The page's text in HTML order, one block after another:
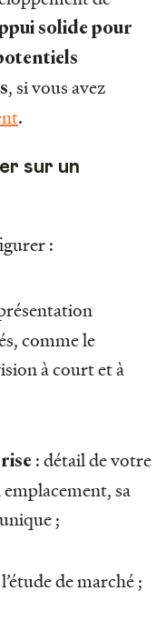
solide pour
, si vous avez
.
sur un
:
comme le
à court et à
: détail de votre
sa
;
de marché ;